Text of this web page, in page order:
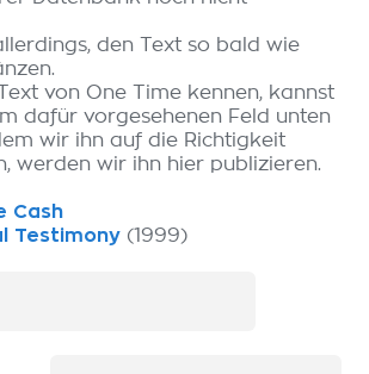
den Text so bald wie
von One Time kennen, kannst
dafür vorgesehenen Feld unten
wir ihn auf die Richtigkeit
werden wir ihn hier publizieren.
Cash
Testimony (1999)